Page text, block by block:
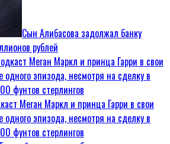
Сын Алибасова задолжал банку
рублей
Меган Маркл и принца Гарри в свои
одного эпизода, несмотря на сделку в
фунтов стерлингов